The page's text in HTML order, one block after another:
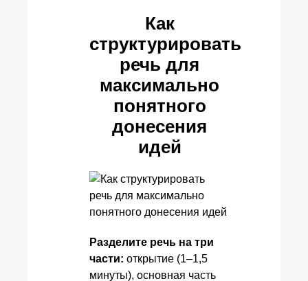
Как
структурировать
речь для
максимально
понятного
донесения
идей
Разделите речь на три
части: открытие (1–1,5
минуты), основная часть